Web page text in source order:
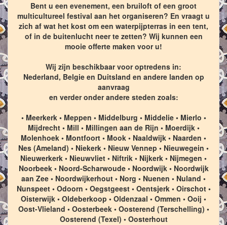
Bent u een evenement, een bruiloft of een groot
multicultureel festival aan het organiseren? En vraagt u
zich af wat het kost om een waterpijpterras in een tent,
of in de buitenlucht neer te zetten? Wij kunnen een
mooie offerte maken voor u!
Wij zijn beschikbaar voor optredens in:
Nederland, Belgie en Duitsland en andere landen op
aanvraag
en verder onder andere steden zoals:
• Meerkerk • Meppen • Middelburg • Middelie • Mierlo •
Mijdrecht • Mill • Millingen aan de Rijn • Moerdijk •
Molenhoek • Montfoort • Mook • Naaldwijk • Naarden •
Nes (Ameland) • Niekerk • Nieuw Vennep • Nieuwegein •
Nieuwerkerk • Nieuwvliet • Niftrik • Nijkerk • Nijmegen •
Noorbeek • Noord-Scharwoude • Noordwijk • Noordwijk
aan Zee • Noordwijkerhout • Norg • Nuenen • Nuland •
Nunspeet • Odoorn • Oegstgeest • Oentsjerk • Oirschot •
Oisterwijk • Oldeberkoop • Oldenzaal • Ommen • Ooij •
Oost-Vlieland • Oosterbeek • Oosterend (Terschelling) •
Oosterend (Texel) • Oosterhout